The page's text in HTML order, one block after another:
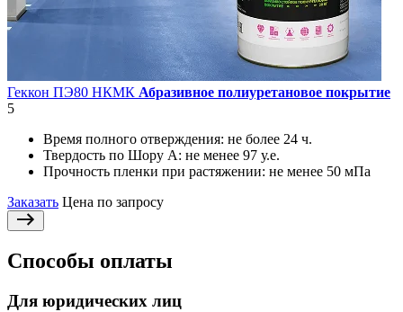
Геккон ПЭ80 НКМК Абразивное полиуретановое покрытие
5
Время полного отверждения: не более 24 ч.
Твердость по Шору А: не менее 97 у.е.
Прочность пленки при растяжении: не менее 50 мПа
Заказать Цена по запросу
Способы оплаты
Для юридических лиц